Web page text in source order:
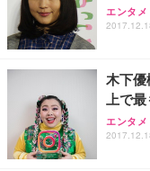
エンタメ
木下
上で
エンタメ